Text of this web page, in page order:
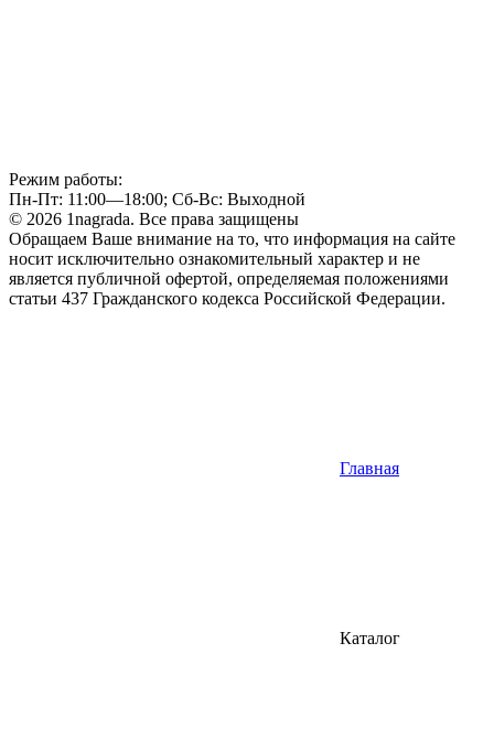
Режим работы:
Пн-Пт: 11:00—18:00; Сб-Вс: Выходной
© 2026 1nagrada. Все права защищены
Обращаем Ваше внимание на то, что информация на сайте
носит исключительно ознакомительный характер и не
является публичной офертой, определяемая положениями
статьи 437 Гражданского кодекса Российской Федерации.
Главная
Каталог